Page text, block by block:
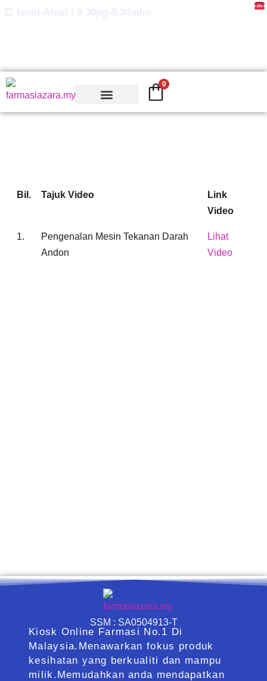
0
Bil. Tajuk Video
Link
Video
1.
Pengenalan Mesin Tekanan Darah
Andon
Lihat
Video
SSM : SA0504913-T
Kiosk Online Farmasi No.1 Di
Malaysia.Menawarkan fokus produk
kesihatan yang berkualiti dan mampu
milik.Memudahkan anda mendapatkan